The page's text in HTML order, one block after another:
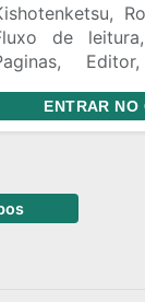
de
souber, entra
foco
ENTRAR NO